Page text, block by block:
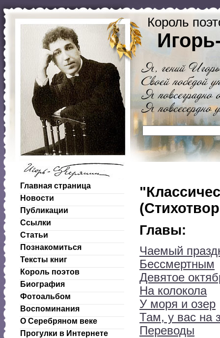
Король
Главная страница
Новости
Публикации
Ссылки
Статьи
Познакомиться
Тексты книг
Король поэтов
Биография
Фотоальбом
Воспоминания
О Серебряном веке
Прогулки в Интернете
Главы:
Чаемый
Бессмертным
Девятое
На колокола
У моря и озер
Там, у вас на
Переводы